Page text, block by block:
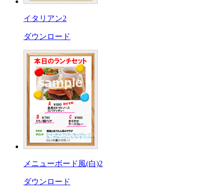
イタリアン2
ダウンロード
メニューボード風(白)2
ダウンロード